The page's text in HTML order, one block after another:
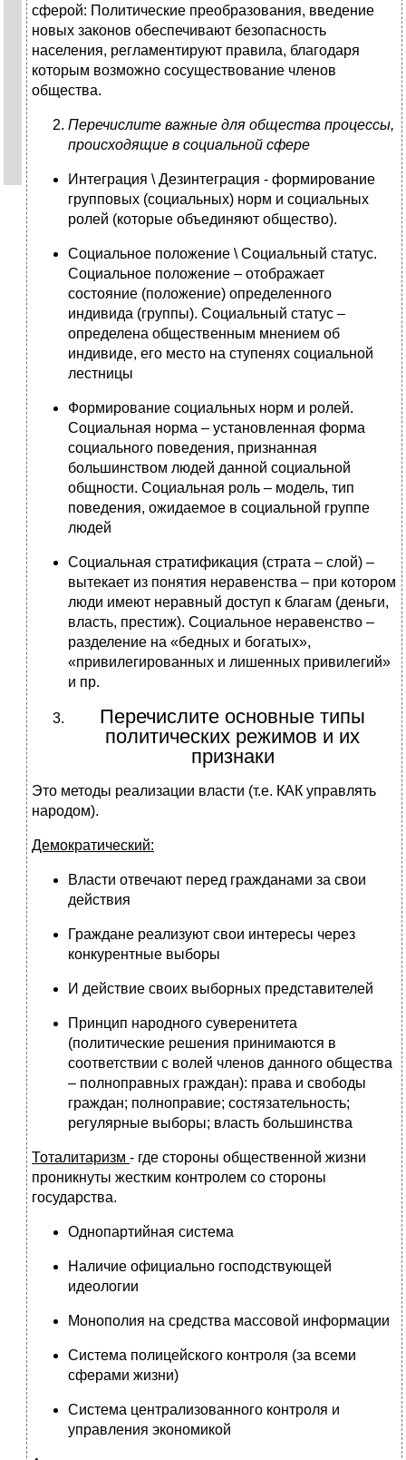
сферой: Политические преобразования, введение
новых законов обеспечивают безопасность
населения, регламентируют правила, благодаря
которым возможно сосуществование членов
общества.
Перечислите важные для общества процессы,
происходящие в социальной сфере
Интеграция \ Дезинтеграция - формирование
групповых (социальных) норм и социальных
ролей (которые объединяют общество).
Социальное положение \ Социальный статус.
Социальное положение – отображает
состояние (положение) определенного
индивида (группы). Социальный статус –
определена общественным мнением об
индивиде, его место на ступенях социальной
лестницы
Формирование социальных норм и ролей.
Социальная норма – установленная форма
социального поведения, признанная
большинством людей данной социальной
общности. Социальная роль – модель, тип
поведения, ожидаемое в социальной группе
людей
Социальная стратификация (страта – слой) –
вытекает из понятия неравенства – при котором
люди имеют неравный доступ к благам (деньги,
власть, престиж). Социальное неравенство –
разделение на «бедных и богатых»,
«привилегированных и лишенных привилегий»
и пр.
Перечислите основные типы
политических режимов и их
признаки
Это методы реализации власти (т.е. КАК управлять
народом).
Демократический:
Власти отвечают перед гражданами за свои
действия
Граждане реализуют свои интересы через
конкурентные выборы
И действие своих выборных представителей
Принцип народного суверенитета
(политические решения принимаются в
соответствии с волей членов данного общества
– полноправных граждан): права и свободы
граждан; полноправие; состязательность;
регулярные выборы; власть большинства
Тоталитаризм - где стороны общественной жизни
проникнуты жестким контролем со стороны
государства.
Однопартийная система
Наличие официально господствующей
идеологии
Монополия на средства массовой информации
Система полицейского контроля (за всеми
сферами жизни)
Система централизованного контроля и
управления экономикой